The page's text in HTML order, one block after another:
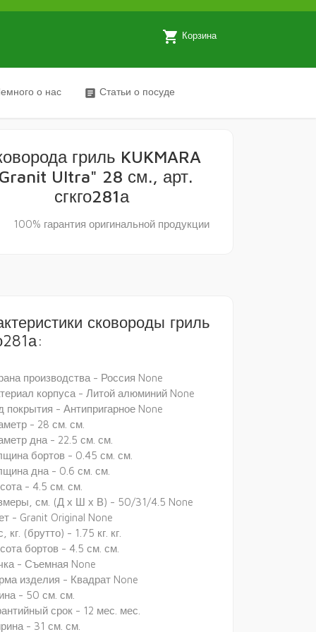
local_grocery_store Корзина
о нас article Статьи о посуде
гриль KUKMARA
Ultra" 28 см., арт.
сгкго281а
100% гарантия оригинальной продукции
сковороды гриль
производства - Россия None
корпуса - Литой алюминий None
покрытия - Антипригарное None
- 28 см. см.
дна - 22.5 см. см.
бортов - 0.45 см. см.
дна - 0.6 см. см.
- 4.5 см. см.
см. (Д х Ш х В) - 50/31/4.5 None
- Granit Original None
кг. (брутто) - 1.75 кг. кг.
бортов - 4.5 см. см.
- Съемная None
изделия - Квадрат None
- 50 см. см.
срок - 12 мес. мес.
- 31 см. см.